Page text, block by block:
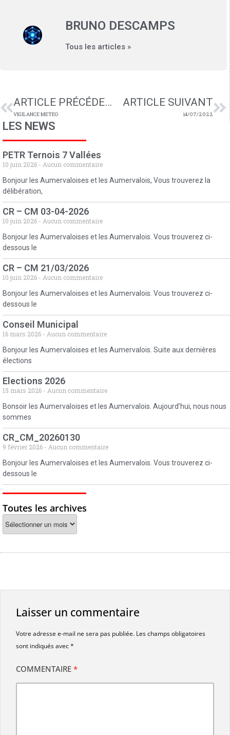
BRUNO DESCAMPS
Tous les articles »
ARTICLE PRÉCÉDENT
VIGILANCE METEO
ARTICLE SUIVANT
14/07/2022
LES NEWS
PETR Ternois 7 Vallées
10 juin 2026
Aucun commentaire
Bonjour les Aumervaloises et les Aumervalois, Vous trouverez la
délibération,
CR – CM 03-04-2026
10 juin 2026
Aucun commentaire
Bonjour les Aumervaloises et les Aumervalois. Vous trouverez ci-
dessous le
CR – CM 21/03/2026
10 juin 2026
Aucun commentaire
Bonjour les Aumervaloises et les Aumervalois. Vous trouverez ci-
dessous le
Conseil Municipal
16 mars 2026
Aucun commentaire
Bonjour les Aumervaloises et les Aumervalois. Suite aux dernières
élections
Elections 2026
15 mars 2026
Aucun commentaire
Bonsoir les Aumervaloises et les Aumervalois. Aujourd’hui, nous nous
sommes
CR_CM_20260130
9 février 2026
Aucun commentaire
Bonjour les Aumervaloises et les Aumervalois. Vous trouverez ci-
dessous le
Toutes les archives
Laisser un commentaire
Votre adresse e-mail ne sera pas publiée. Les champs obligatoires
sont indiqués avec*
COMMENTAIRE *